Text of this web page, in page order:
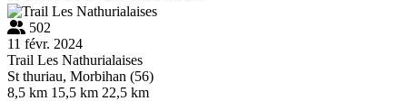
502
11 févr. 2024
Trail Les Nathurialaises
St thuriau, Morbihan (56)
8,5 km 15,5 km 22,5 km